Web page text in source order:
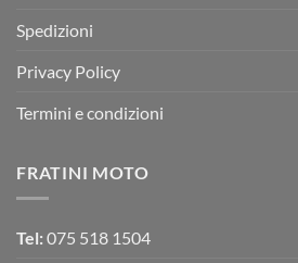
Spedizioni
Privacy Policy
Termini e condizioni
FRATINI MOTO
Tel: 075 518 1504